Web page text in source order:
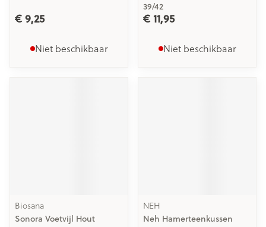
€ 9,25
Niet beschikbaar
39/42
€ 11,95
Niet beschikbaar
Biosana
Sonora Voetvijl Hout
NEH
Neh Hamerteenkussen